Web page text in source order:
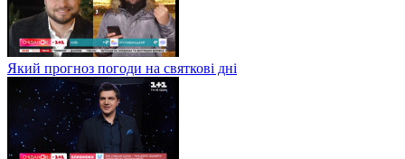
Який прогноз погоди на святкові дні